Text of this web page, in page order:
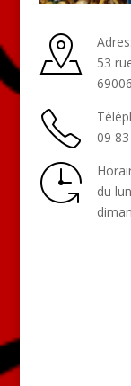
53
09
du